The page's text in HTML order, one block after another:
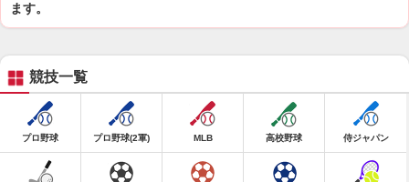
ます。
競技一覧
プロ野球 プロ野球(2軍) MLB 高校野球 侍ジャパン